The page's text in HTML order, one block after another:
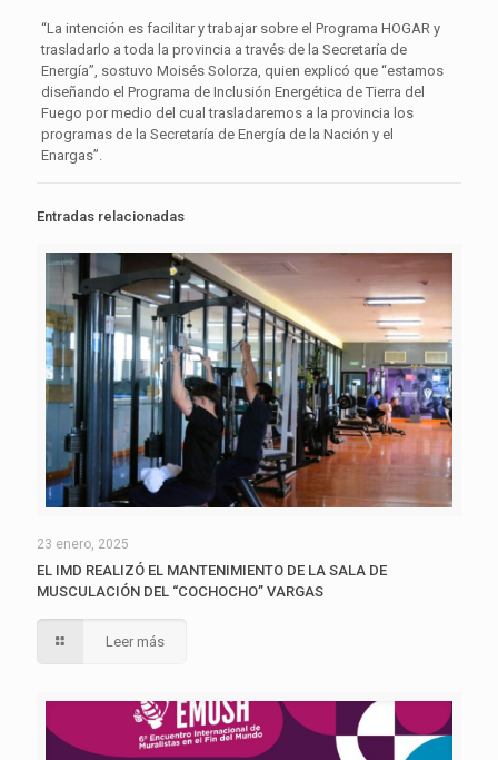
“La intención es facilitar y trabajar sobre el Programa HOGAR y
trasladarlo a toda la provincia a través de la Secretaría de
Energía”, sostuvo Moisés Solorza, quien explicó que “estamos
diseñando el Programa de Inclusión Energética de Tierra del
Fuego por medio del cual trasladaremos a la provincia los
programas de la Secretaría de Energía de la Nación y el
Enargas”.
Entradas relacionadas
23 enero, 2025
EL IMD REALIZÓ EL MANTENIMIENTO DE LA SALA DE
MUSCULACIÓN DEL “COCHOCHO” VARGAS
Leer más